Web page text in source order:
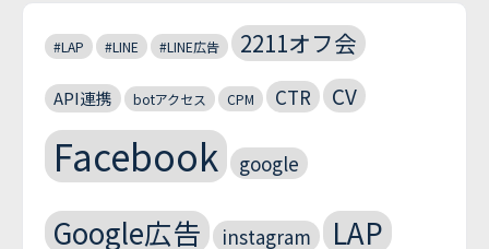
#LAP #LINE #LINE広告 2211オフ会
API連携 botアクセス CPM CTR CV
Facebook google
Google広告 instagram LAP